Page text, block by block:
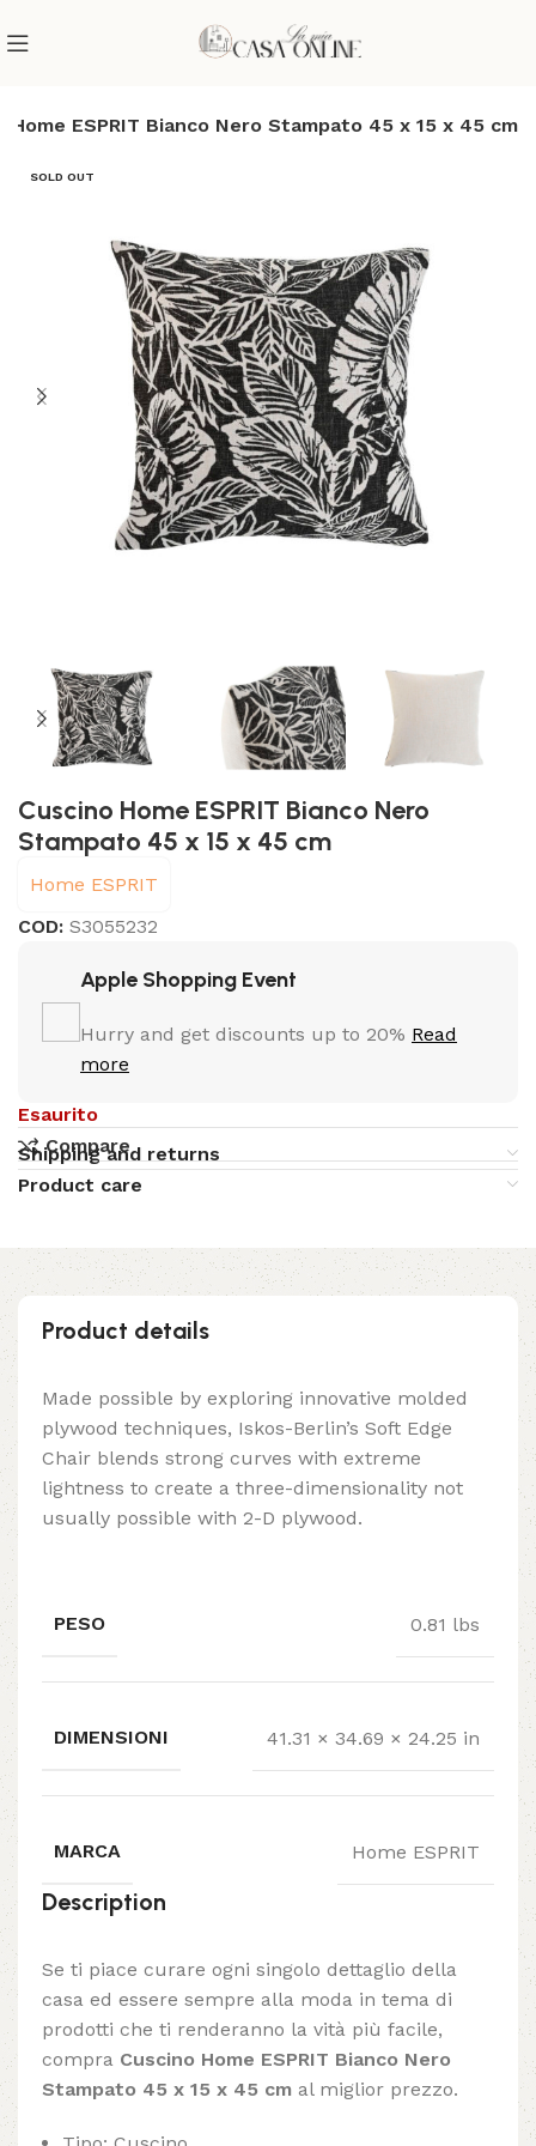
Home ESPRIT Bianco Nero Stampato 45 x 15 x 45 cm
SOLD OUT
Cuscino Home ESPRIT Bianco Nero
Stampato 45 x 15 x 45 cm
Home ESPRIT
COD:S3055232
Apple Shopping Event
Hurry and get discounts up to 20% Read
more
Esaurito
Compare
Shipping and returns
Product care
Product details
Made possible by exploring innovative molded
plywood techniques, Iskos-Berlin’s Soft Edge
Chair blends strong curves with extreme
lightness to create a three-dimensionality not
usually possible with 2-D plywood.
PESO 0.81 lbs
DIMENSIONI 41.31 × 34.69 × 24.25 in
MARCA Home ESPRIT
Description
Se ti piace curare ogni singolo dettaglio della
casa ed essere sempre alla moda in tema di
prodotti che ti renderanno la vità più facile,
compra Cuscino Home ESPRIT Bianco Nero
Stampato 45 x 15 x 45 cm al miglior prezzo.